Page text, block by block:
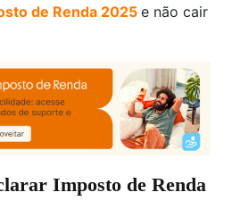
de Renda 2025 e não cair
Imposto de Renda